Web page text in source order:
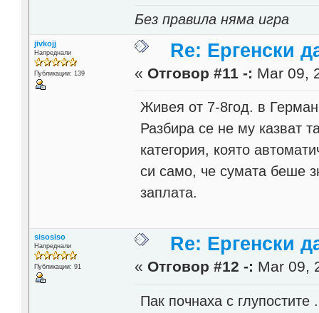
Без правила няма игра
jivkojj
Напреднали
Публикации: 139
Re: Ергенски
« Отговор #11 -: Mar 09,
Живея от 7-8год. в
Разбира се не му казват
категория, която
си само, че сумата беше
заплата.
sisosiso
Напреднали
Публикации: 91
Re: Ергенски
« Отговор #12 -: Mar 09,
Пак почнаха с